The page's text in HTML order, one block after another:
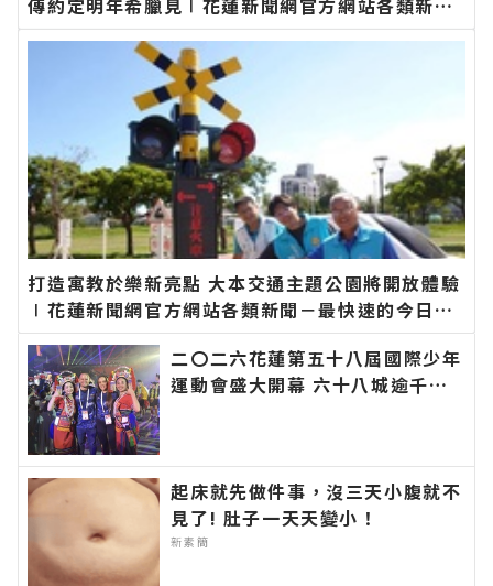
傳約定明年希臘見∣花蓮新聞網官方網站各類新聞
－最快速的今日新聞報導 最新的在地資訊！
打造寓教於樂新亮點 大本交通主題公園將開放體驗
∣花蓮新聞網官方網站各類新聞－最快速的今日新
聞報導 最新的在地資訊！
二〇二六花蓮第五十八屆國際少年
運動會盛大開幕 六十八城逾千選
最新的在地資訊！
起床就先做件事，沒三天小腹就不
見了! 肚子一天天變小！
新素簡